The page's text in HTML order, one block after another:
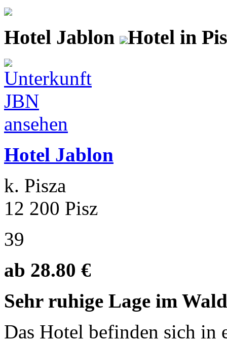
Hotel Jablon Hotel in
Hotel Jablon
k. Pisza
12 200 Pisz
39
ab 28.80 €
Sehr ruhige Lage im
Das Hotel befinden sich in